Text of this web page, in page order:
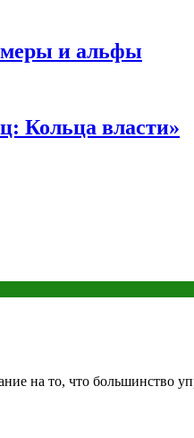
и альфы
Кольца власти»
на то, что большинство